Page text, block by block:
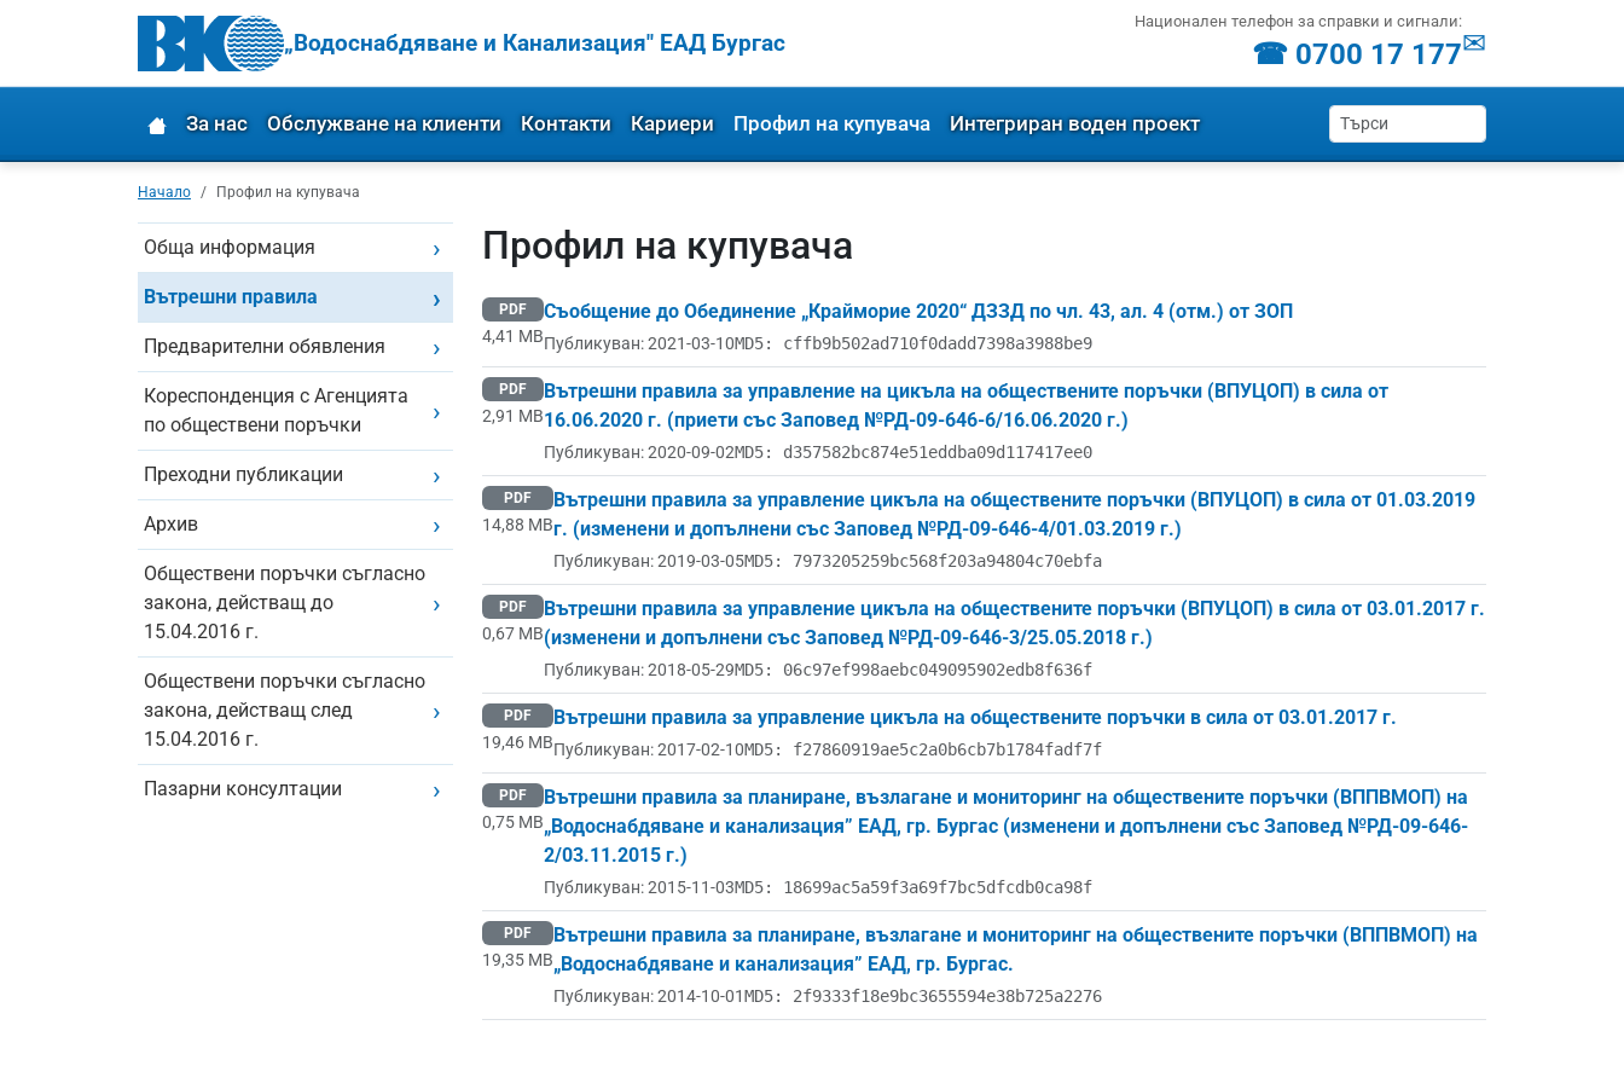
„Водоснабдяване и Канализация" ЕАД Бургас
Национален телефон за справки и сигнали:
☎ 0700 17 177✉
За нас Обслужване на клиенти Контакти Кариери Профил на купувача Интегриран воден проект
Начало Профил на купувача
Обща информация
Вътрешни правила
Предварителни обявления
Кореспонденция с Агенцията
по обществени поръчки
Преходни публикации
Архив
Обществени поръчки съгласно
закона, действащ до
15.04.2016 г.
Обществени поръчки съгласно
закона, действащ след
15.04.2016 г.
Пазарни консултации
Профил на купувача
PDF
4,41 MB
Съобщение до Обединение „Крайморие 2020“ ДЗЗД по чл. 43, ал. 4 (отм.) от ЗОП
Публикуван: 2021-03-10MD5: cffb9b502ad710f0dadd7398a3988be9
PDF
2,91 MB
Вътрешни правила за управление на цикъла на обществените поръчки (ВПУЦОП) в сила от
16.06.2020 г. (приети със Заповед №РД-09-646-6/16.06.2020 г.)
Публикуван: 2020-09-02MD5: d357582bc874e51eddba09d117417ee0
PDF
14,88 MB
Вътрешни правила за управление цикъла на обществените поръчки (ВПУЦОП) в сила от 01.03.2019
г. (изменени и допълнени със Заповед №РД-09-646-4/01.03.2019 г.)
Публикуван: 2019-03-05MD5: 7973205259bc568f203a94804c70ebfa
PDF
0,67 MB
Вътрешни правила за управление цикъла на обществените поръчки (ВПУЦОП) в сила от 03.01.2017 г.
(изменени и допълнени със Заповед №РД-09-646-3/25.05.2018 г.)
Публикуван: 2018-05-29MD5: 06c97ef998aebc049095902edb8f636f
PDF
19,46 MB
Вътрешни правила за управление цикъла на обществените поръчки в сила от 03.01.2017 г.
Публикуван: 2017-02-10MD5: f27860919ae5c2a0b6cb7b1784fadf7f
PDF
0,75 MB
Вътрешни правила за планиране, възлагане и мониторинг на обществените поръчки (ВППВМОП) на
„Водоснабдяване и канализация” ЕАД, гр. Бургас (изменени и допълнени със Заповед №РД-09-646-
2/03.11.2015 г.)
Публикуван: 2015-11-03MD5: 18699ac5a59f3a69f7bc5dfcdb0ca98f
PDF
19,35 MB
Вътрешни правила за планиране, възлагане и мониторинг на обществените поръчки (ВППВМОП) на
„Водоснабдяване и канализация” ЕАД, гр. Бургас.
Публикуван: 2014-10-01MD5: 2f9333f18e9bc3655594e38b725a2276